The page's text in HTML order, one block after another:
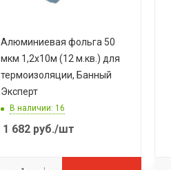
Алюминиевая фольга 50
мкм 1,2х10м (12 м.кв.) для
термоизоляции, Банный
Эксперт
В наличии: 16
1 682руб./шт